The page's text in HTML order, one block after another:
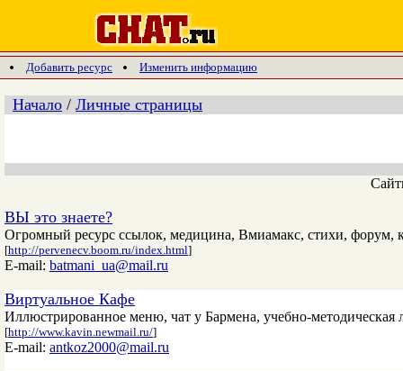
Добавить ресурс Изменить информацию
Начало / Личные страницы
ВЫ это знаете?
Огромный ресурс ссылок, медицина, Вмиамакс, стихи, форум,
[http://pervenecv.boom.ru/index.html]
E-mail: batmani_ua@mail.ru
Виртуальное Кафе
Иллюстрированное меню, чат у Бармена, учебно-методическая
[http://www.kavin.newmail.ru/]
E-mail: antkoz2000@mail.ru